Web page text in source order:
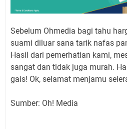
Sebelum Ohmedia bagi tahu
suami diluar sana tarik nafas
Hasil dari pemerhatian kami,
sangat dan tidak juga murah.
gais! Ok, selamat menjamu
Sumber: Oh! Media